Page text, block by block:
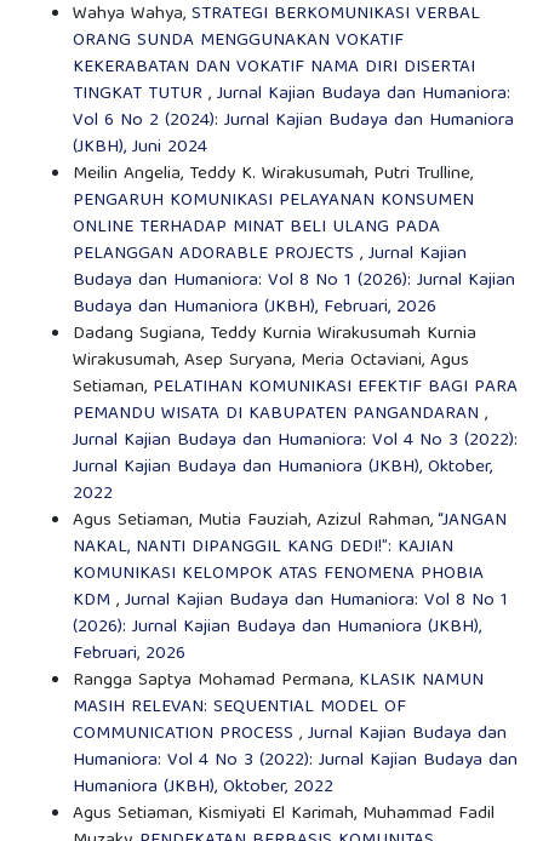
Wahya Wahya,STRATEGI BERKOMUNIKASI VERBAL
ORANG SUNDA MENGGUNAKAN VOKATIF
KEKERABATAN DAN VOKATIF NAMA DIRI DISERTAI
TINGKAT TUTUR,Jurnal Kajian Budaya dan Humaniora:
Vol 6 No 2 (2024): Jurnal Kajian Budaya dan Humaniora
(JKBH), Juni 2024
Meilin Angelia, Teddy K. Wirakusumah, Putri Trulline,
PENGARUH KOMUNIKASI PELAYANAN KONSUMEN
ONLINE TERHADAP MINAT BELI ULANG PADA
PELANGGAN ADORABLE PROJECTS ,Jurnal Kajian
Budaya dan Humaniora: Vol 8 No 1 (2026): Jurnal Kajian
Budaya dan Humaniora (JKBH), Februari, 2026
Dadang Sugiana, Teddy Kurnia Wirakusumah Kurnia
Wirakusumah, Asep Suryana, Meria Octaviani, Agus
Setiaman, PELATIHAN KOMUNIKASI EFEKTIF BAGI PARA
PEMANDU WISATA DI KABUPATEN PANGANDARAN ,
Jurnal Kajian Budaya dan Humaniora: Vol 4 No 3 (2022):
Jurnal Kajian Budaya dan Humaniora (JKBH), Oktober,
2022
Agus Setiaman, Mutia Fauziah, Azizul Rahman,“JANGAN
NAKAL, NANTI DIPANGGIL KANG DEDI!”: KAJIAN
KOMUNIKASI KELOMPOK ATAS FENOMENA PHOBIA
KDM,Jurnal Kajian Budaya dan Humaniora: Vol 8 No 1
(2026): Jurnal Kajian Budaya dan Humaniora (JKBH),
Februari, 2026
Rangga Saptya Mohamad Permana, KLASIK NAMUN
MASIH RELEVAN: SEQUENTIAL MODEL OF
COMMUNICATION PROCESS ,Jurnal Kajian Budaya dan
Humaniora: Vol 4 No 3 (2022): Jurnal Kajian Budaya dan
Humaniora (JKBH), Oktober, 2022
Agus Setiaman, Kismiyati El Karimah, Muhammad Fadil